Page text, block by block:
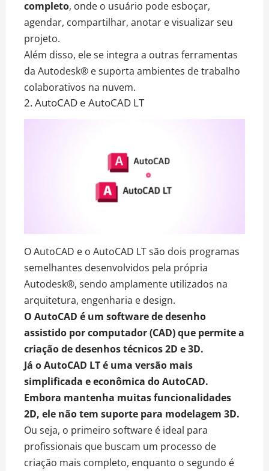
completo, onde o usuário pode esboçar,
agendar, compartilhar, anotar e visualizar seu
projeto.
Além disso, ele se integra a outras ferramentas
da Autodesk® e suporta ambientes de trabalho
colaborativos na nuvem.
2. AutoCAD e AutoCAD LT
O AutoCAD e o AutoCAD LT são dois programas
semelhantes desenvolvidos pela própria
Autodesk®, sendo amplamente utilizados na
arquitetura, engenharia e design.
O AutoCAD é um software de desenho
assistido por computador (CAD) que permite a
criação de desenhos técnicos 2D e 3D.
Já o AutoCAD LT é uma versão mais
simplificada e econômica do AutoCAD.
Embora mantenha muitas funcionalidades
2D, ele não tem suporte para modelagem 3D.
Ou seja, o primeiro software é ideal para
profissionais que buscam um processo de
criação mais completo, enquanto o segundo é